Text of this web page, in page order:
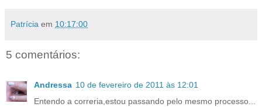
Patrícia em 10:17:00
5 comentários:
Andressa 10 de fevereiro de 2011 às 12:01
Entendo a correria,estou passando pelo mesmo processo...